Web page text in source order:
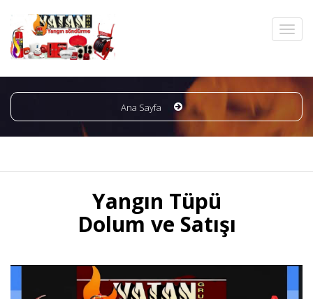
Ana Sayfa
Yangın Tüpü
Dolum ve Satışı